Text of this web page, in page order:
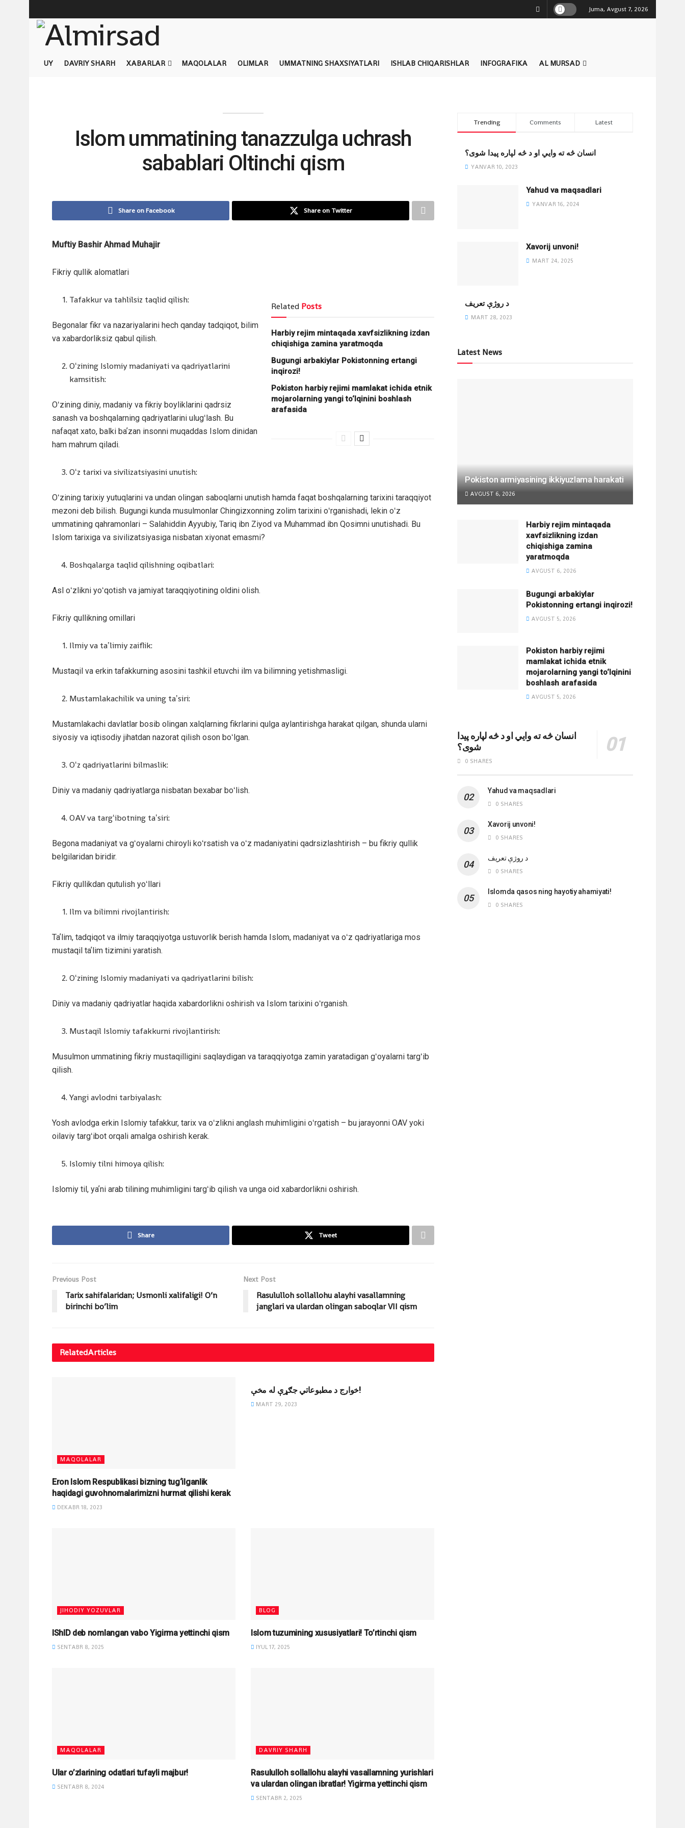
Juma, Avgust 7, 2026
UY DAVRIY SHARH XABARLAR MAQOLALAR OLIMLAR UMMATNING SHAXSIYATLARI ISHLAB CHIQARISHLAR INFOGRAFIKA AL MURSAD
Islom ummatining tanazzulga uchrash
sabablari Oltinchi qism
Share on Facebook Share on Twitter
Muftiy Bashir Ahmad Muhajir
Fikriy qullik alomatlari
Related Posts
Harbiy rejim mintaqada xavfsizlikning izdan
chiqishiga zamina yaratmoqda
Bugungi arbakiylar Pokistonning ertangi
inqirozi!
Pokiston harbiy rejimi mamlakat ichida etnik
mojarolarning yangi to‘lqinini boshlash
arafasida
Tafakkur va tahlilsiz taqlid qilish:
Begonalar fikr va nazariyalarini hech qanday tadqiqot, bilim
va xabardorliksiz qabul qilish.
Oʻzining Islomiy madaniyati va qadriyatlarini
kamsitish:
Oʻzining diniy, madaniy va fikriy boyliklarini qadrsiz
sanash va boshqalarning qadriyatlarini ulugʻlash. Bu
nafaqat xato, balki baʼzan insonni muqaddas Islom dinidan
ham mahrum qiladi.
Oʻz tarixi va sivilizatsiyasini unutish:
Oʻzining tarixiy yutuqlarini va undan olingan saboqlarni unutish hamda faqat boshqalarning tarixini taraqqiyot
mezoni deb bilish. Bugungi kunda musulmonlar Chingizxonning zolim tarixini oʻrganishadi, lekin oʻz
ummatining qahramonlari – Salahiddin Ayyubiy, Tariq ibn Ziyod va Muhammad ibn Qosimni unutishadi. Bu
Islom tarixiga va sivilizatsiyasiga nisbatan xiyonat emasmi?
Boshqalarga taqlid qilishning oqibatlari:
Asl oʻzlikni yoʻqotish va jamiyat taraqqiyotining oldini olish.
Fikriy qullikning omillari
Ilmiy va taʼlimiy zaiflik:
Mustaqil va erkin tafakkurning asosini tashkil etuvchi ilm va bilimning yetishmasligi.
Mustamlakachilik va uning taʼsiri:
Mustamlakachi davlatlar bosib olingan xalqlarning fikrlarini qulga aylantirishga harakat qilgan, shunda ularni
siyosiy va iqtisodiy jihatdan nazorat qilish oson boʻlgan.
Oʻz qadriyatlarini bilmaslik:
Diniy va madaniy qadriyatlarga nisbatan bexabar boʻlish.
OAV va targʻibotning taʼsiri:
Begona madaniyat va gʻoyalarni chiroyli koʻrsatish va oʻz madaniyatini qadrsizlashtirish – bu fikriy qullik
belgilaridan biridir.
Fikriy qullikdan qutulish yoʻllari
Ilm va bilimni rivojlantirish:
Taʼlim, tadqiqot va ilmiy taraqqiyotga ustuvorlik berish hamda Islom, madaniyat va oʻz qadriyatlariga mos
mustaqil taʼlim tizimini yaratish.
Oʻzining Islomiy madaniyati va qadriyatlarini bilish:
Diniy va madaniy qadriyatlar haqida xabardorlikni oshirish va Islom tarixini oʻrganish.
Mustaqil Islomiy tafakkurni rivojlantirish:
Musulmon ummatining fikriy mustaqilligini saqlaydigan va taraqqiyotga zamin yaratadigan gʻoyalarni targʻib
qilish.
Yangi avlodni tarbiyalash:
Yosh avlodga erkin Islomiy tafakkur, tarix va oʻzlikni anglash muhimligini oʻrgatish – bu jarayonni OAV yoki
oilaviy targʻibot orqali amalga oshirish kerak.
Islomiy tilni himoya qilish:
Islomiy til, yaʼni arab tilining muhimligini targʻib qilish va unga oid xabardorlikni oshirish.
Share Tweet
Previous Post
Tarix sahifalaridan; Usmonli xalifaligi! O’n
birinchi bo’lim
Next Post
Rasululloh sollallohu alayhi vasallamning
janglari va ulardan olingan saboqlar VII qism
RelatedArticles
MAQOLALAR
Eron Islom Respublikasi bizning tug‘ilganlik
haqidagi guvohnomalarimizni hurmat qilishi kerak
DEKABR 18, 2023
خوارج د مطبوعاتي جګړې له مخې!
MART 29, 2023
JIHODIY YOZUVLAR
IShID deb nomlangan vabo Yigirma yettinchi qism
SENTABR 8, 2025
BLOG
Islom tuzumining xususiyatlari! To’rtinchi qism
IYUL 17, 2025
MAQOLALAR
Ular o’zlarining odatlari tufayli majbur!
SENTABR 8, 2024
DAVRIY SHARH
Rasululloh sollallohu alayhi vasallamning yurishlari
va ulardan olingan ibratlar! Yigirma yettinchi qism
SENTABR 2, 2025
Trending Comments Latest
انسان څه ته وایي او د څه لپاره پیدا شوی؟
YANVAR 10, 2023
Yahud va maqsadlari
YANVAR 16, 2024
Xavorij unvoni!
MART 24, 2025
‌د روژې تعریف
MART 28, 2023
Latest News
Pokiston armiyasining ikkiyuzlama harakati
AVGUST 6, 2026
Harbiy rejim mintaqada
xavfsizlikning izdan
chiqishiga zamina
yaratmoqda
AVGUST 6, 2026
Bugungi arbakiylar
Pokistonning ertangi inqirozi!
AVGUST 5, 2026
Pokiston harbiy rejimi
mamlakat ichida etnik
mojarolarning yangi to‘lqinini
boshlash arafasida
AVGUST 5, 2026
انسان څه ته وایي او د څه لپاره پیدا
شوی؟
0 SHARES
Yahud va maqsadlari
0 SHARES
Xavorij unvoni!
0 SHARES
‌د روژې تعریف
0 SHARES
Islomda qasos ning hayotiy ahamiyati!
0 SHARES